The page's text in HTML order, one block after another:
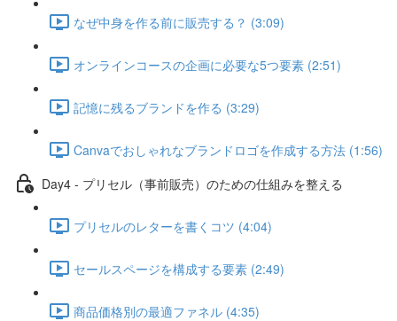
なぜ中身を作る前に販売する？ (3:09)
オンラインコースの企画に必要な5つ要素 (2:51)
記憶に残るブランドを作る (3:29)
Canvaでおしゃれなブランドロゴを作成する方法 (1:56)
Day4 - プリセル（事前販売）のための仕組みを整える
プリセルのレターを書くコツ (4:04)
セールスページを構成する要素 (2:49)
商品価格別の最適ファネル (4:35)